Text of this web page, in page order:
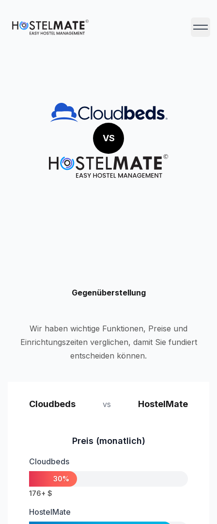
VS
Gegenüberstellung
Wir haben wichtige Funktionen, Preise und
Einrichtungszeiten verglichen, damit Sie fundiert
entscheiden können.
Cloudbeds vs HostelMate
Preis (monatlich)
Cloudbeds
30%
176+ $
HostelMate